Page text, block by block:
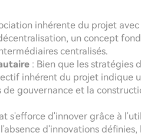
inhérente du projet
un concept
centralisés.
: Bien que les stratégies
inhérent du projet indique
de gouvernance et la
s'efforce d'innover grâce à
d'innovations